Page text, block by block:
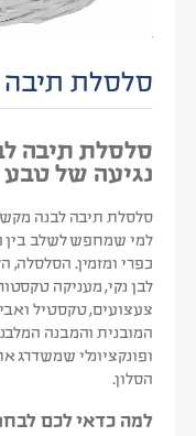
סלסלת תיבה
סלסלת תיבה
נגיעה של טבע
סלסלת תיבה לבנה מקש
למי שמחפש לשלב בין
כפרי ומזמין. הסלסלה,
לבן נקי, מעניקה
צעצועים, טקסטיל
המובנית והמבנה
ופונקציונלי שמשדרג
הסלון.
למה כדאי לכם